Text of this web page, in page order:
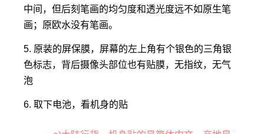
中间，但后刻笔画的均匀度和透光度远不如原生笔
画；原欧水没有笔画。
5. 原装的屏保膜，屏幕的左上角有个银色的三角银
色标志，背后摄像头部位也有贴膜，无指纹，无气
泡
6. 取下电池，看机身的贴